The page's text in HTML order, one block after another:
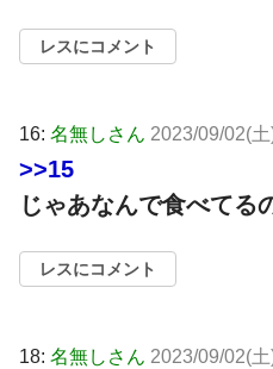
レスにコメント
16: 名無しさん 2023/09/02(
>>15
じゃあなんで食べてる
レスにコメント
18: 名無しさん 2023/09/02(